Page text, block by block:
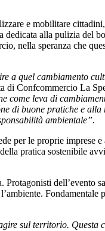
e mobilitare
dedicata alla pulizia del
nella speranza che
a quel cambiamento
di Confcommercio La
leva di
di buone pratiche e
ambientale”.
per le proprie imprese
pratica sostenibile
sul territorio.